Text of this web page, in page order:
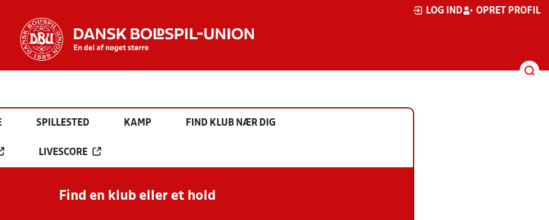
LOG IND OPRET PROFIL
SPILLESTED KAMP FIND KLUB NÆR DIG
LIVESCORE
Find en klub eller et hold